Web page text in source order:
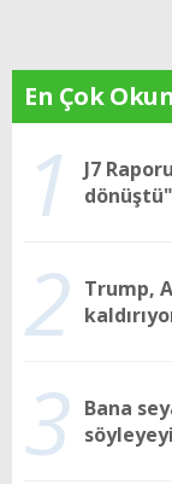
En Çok
1
J7
dönüştü"
2 Trump,
3 Bana